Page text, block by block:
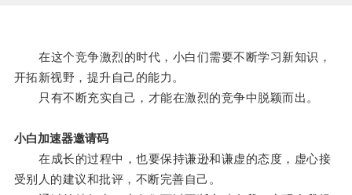
在这个竞争激烈的时代，小白们需要不断学习新知识，
开拓新视野，提升自己的能力。
只有不断充实自己，才能在激烈的竞争中脱颖而出。
小白加速器邀请码
在成长的过程中，也要保持谦逊和谦虚的态度，虚心接
受别人的建议和批评，不断完善自己。